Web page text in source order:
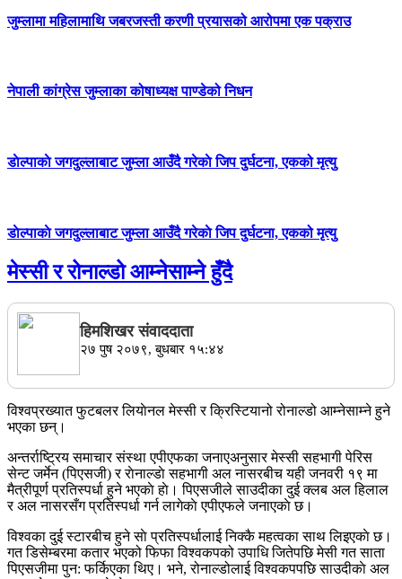
जुम्लामा महिलामाथि जबरजस्ती करणी प्रयासको आरोपमा एक पक्राउ
नेपाली कांग्रेस जुम्लाका कोषाध्यक्ष पाण्डेको निधन
डाेल्पाकाे जगदुल्लाबाट जुम्ला आउँदै गरेकाे जिप दुर्घटना, एकको मृत्यु
डाेल्पाकाे जगदुल्लाबाट जुम्ला आउँदै गरेकाे जिप दुर्घटना, एकको मृत्यु
मेस्सी र रोनाल्डो आम्नेसाम्ने हुँदै
हिमशिखर संवाददाता
२७ पुष २०७९, बुधबार १५:४४
विश्वप्रख्यात फुटबलर लियाेनल मेस्सी र क्रिस्टियानो रोनाल्डो आम्नेसाम्ने हुने
भएका छन्।
अन्तर्राष्ट्रिय समाचार संस्था एपीएफका जनाएअनुसार मेस्सी सहभागी पेरिस
सेन्ट जर्मेन (पिएसजी) र राेनाल्डाे सहभागी अल नासरबीच यही जनवरी १९ मा
मैत्रीपूर्ण प्रतिस्पर्धा हुने भएकाे हाे। पिएसजीले साउदीका दुई क्लब अल हिलाल
र अल नासरसँग प्रतिस्पर्धा गर्न लागेकाे एपीएफले जनाएकाे छ।
विश्वका दुई स्टारबीच हुने साे प्रतिस्पर्धालाई निक्कै महत्वका साथ लिइएकाे छ।
गत डिसेम्बरमा कतार भएको फिफा विश्वकपको उपाधि जितेपछि मेसी गत साता
पिएसजीमा पुन: फर्किएका थिए। भने, रोनाल्डोलाई विश्वकपपछि साउदीकाे अल